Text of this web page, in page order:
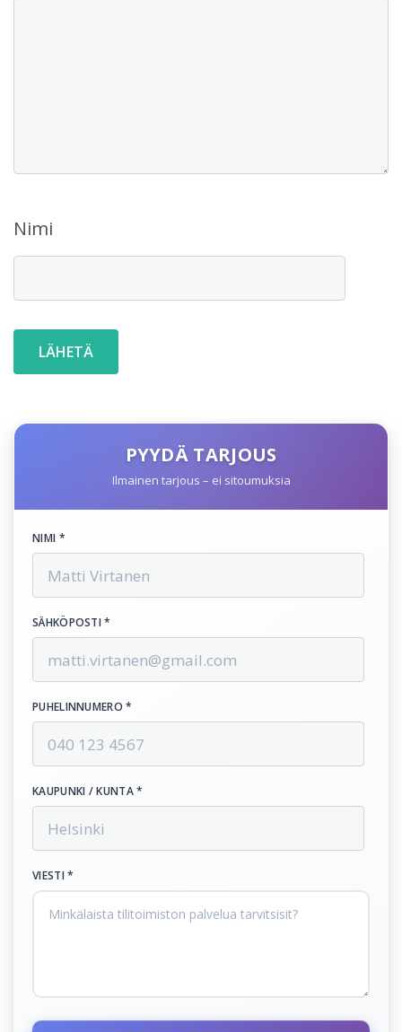
Nimi
PYYDÄ TARJOUS
Ilmainen tarjous – ei sitoumuksia
NIMI *
SÄHKÖPOSTI *
PUHELINNUMERO *
KAUPUNKI / KUNTA *
VIESTI *